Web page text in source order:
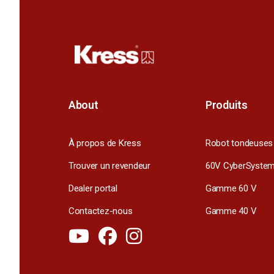
About
À propos de Kress
Trouver un revendeur
Dealer portal
Contactez-nous
Produits
Robot tondeuses
60V CyberSystem
Gamme 60 V
Gamme 40 V